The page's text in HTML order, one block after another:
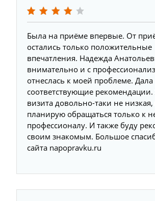
Была на приёме впервые. От
остались только положительные
впечатления. Надежда
внимательно и с
отнеслась к моей проблеме. Дала
соответствующие рекомендации.
визита довольно-таки не
планирую обращаться только к
профессионалу. И также буду
своим знакомым. Большое
сайта napopravku.ru